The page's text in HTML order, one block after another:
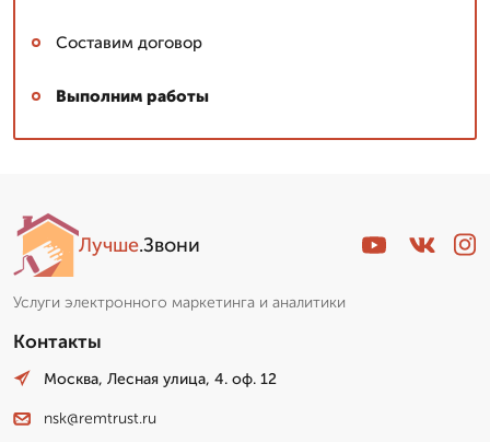
Составим договор
Выполним работы
Лучше.Звони
Услуги электронного маркетинга и аналитики
Контакты
Москва, Лесная улица, 4. оф. 12
nsk@remtrust.ru